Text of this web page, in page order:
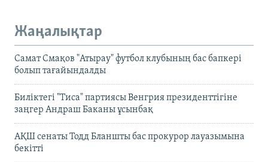
Жаңалықтар
Самат Смақов "Атырау" футбол клубының бас бапкері
болып тағайындалды
Биліктегі "Тиса" партиясы Венгрия президенттігіне
заңгер Андраш Баканы ұсынбақ
АҚШ сенаты Тодд Бланшты бас прокурор лауазымына
бекітті